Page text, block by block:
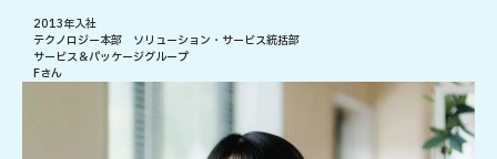
2013年入社
テクノロジー本部 ソリューション・サービス統括部
サービス＆パッケージグループ
Fさん